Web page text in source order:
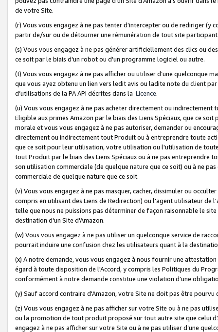
de votre Site.
(r) Vous vous engagez à ne pas tenter d'intercepter ou de rediriger
partir de/sur ou de détourner une rémunération de tout site
(s) Vous vous engagez à ne pas générer artificiellement des clics ou
ce soit par le biais d'un robot ou d'un programme logiciel ou autre.
(t) Vous vous engagez à ne pas afficher ou utiliser d’une quelconque
que vous ayez obtenu un lien vers ledit avis ou ladite note du client
d’utilisations de la PA API décrites dans la Licence.
(u) Vous vous engagez à ne pas acheter directement ou
Eligible aux primes Amazon par le biais des Liens Spéciaux, que ce
morale et vous vous engagez à ne pas autoriser, demander ou
directement ou indirectement tout Produit ou à entreprendre toute
que ce soit pour leur utilisation, votre utilisation ou l'utilisation de
tout Produit par le biais des Liens Spéciaux ou à ne pas entreprendre
son utilisation commerciale (de quelque nature que ce soit) ou à ne
commerciale de quelque nature que ce soit.
(v) Vous vous engagez à ne pas masquer, cacher, dissimuler ou
compris en utilisant des Liens de Redirection) ou l'agent utilisateur
telle que nous ne puissions pas déterminer de façon raisonnable le
destination d'un Site d'Amazon.
(w) Vous vous engagez à ne pas utiliser un quelconque service de
pourrait induire une confusion chez les utilisateurs quant à la
(x) A notre demande, vous vous engagez à nous fournir une
égard à toute disposition de l'Accord, y compris les Politiques du
conformément à notre demande constitue une violation d'une
(y) Sauf accord contraire d'Amazon, votre Site ne doit pas être
(z) Vous vous engagez à ne pas afficher sur votre Site ou à ne pas
ou la promotion de tout produit proposé sur tout autre site que celui
engagez à ne pas afficher sur votre Site ou à ne pas utiliser d’une